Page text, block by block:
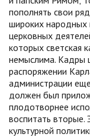
пополнять свои
широких народных
церковных
которых светская
немыслима. Кадры
распоряжении
администрации
должен был
плодотворнее
воспитать вторые.
культурной